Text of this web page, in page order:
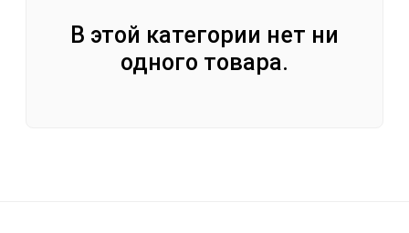
В этой категории нет ни
одного товара.